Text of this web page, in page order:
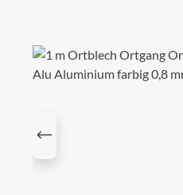
Bildergalerie überspringen